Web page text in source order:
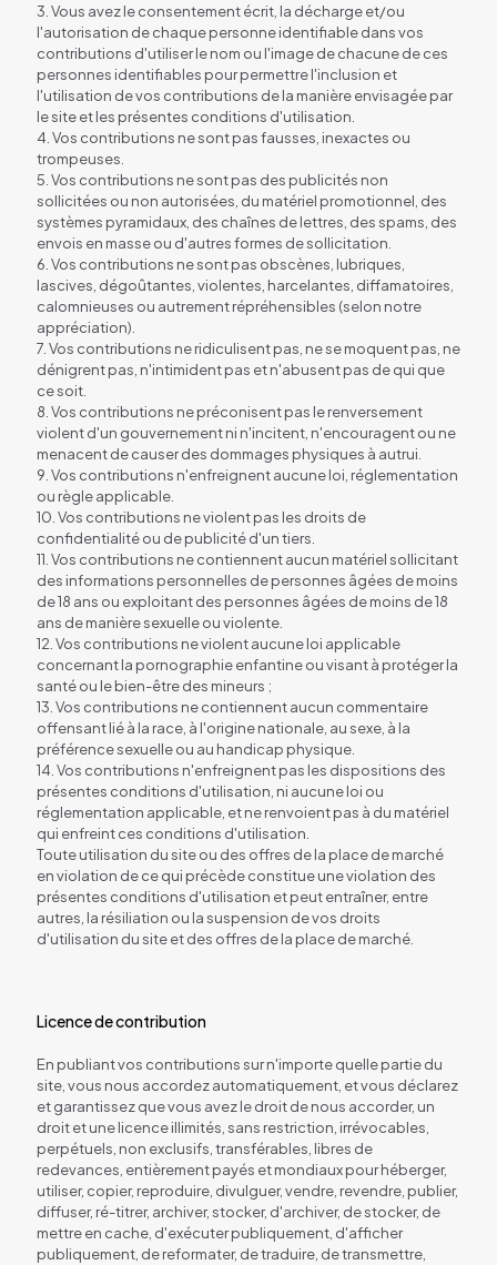
3. Vous avez le consentement écrit, la décharge et/ou
l'autorisation de chaque personne identifiable dans vos
contributions d'utiliser le nom ou l'image de chacune de ces
personnes identifiables pour permettre l'inclusion et
l'utilisation de vos contributions de la manière envisagée par
le site et les présentes conditions d'utilisation.
4. Vos contributions ne sont pas fausses, inexactes ou
trompeuses.
5. Vos contributions ne sont pas des publicités non
sollicitées ou non autorisées, du matériel promotionnel, des
systèmes pyramidaux, des chaînes de lettres, des spams, des
envois en masse ou d'autres formes de sollicitation.
6. Vos contributions ne sont pas obscènes, lubriques,
lascives, dégoûtantes, violentes, harcelantes, diffamatoires,
calomnieuses ou autrement répréhensibles (selon notre
appréciation).
7. Vos contributions ne ridiculisent pas, ne se moquent pas, ne
dénigrent pas, n'intimident pas et n'abusent pas de qui que
ce soit.
8. Vos contributions ne préconisent pas le renversement
violent d'un gouvernement ni n'incitent, n'encouragent ou ne
menacent de causer des dommages physiques à autrui.
9. Vos contributions n'enfreignent aucune loi, réglementation
ou règle applicable.
10. Vos contributions ne violent pas les droits de
confidentialité ou de publicité d'un tiers.
11. Vos contributions ne contiennent aucun matériel sollicitant
des informations personnelles de personnes âgées de moins
de 18 ans ou exploitant des personnes âgées de moins de 18
ans de manière sexuelle ou violente.
12. Vos contributions ne violent aucune loi applicable
concernant la pornographie enfantine ou visant à protéger la
santé ou le bien-être des mineurs ;
13. Vos contributions ne contiennent aucun commentaire
offensant lié à la race, à l'origine nationale, au sexe, à la
préférence sexuelle ou au handicap physique.
14. Vos contributions n'enfreignent pas les dispositions des
présentes conditions d'utilisation, ni aucune loi ou
réglementation applicable, et ne renvoient pas à du matériel
qui enfreint ces conditions d'utilisation.
Toute utilisation du site ou des offres de la place de marché
en violation de ce qui précède constitue une violation des
présentes conditions d'utilisation et peut entraîner, entre
autres, la résiliation ou la suspension de vos droits
d'utilisation du site et des offres de la place de marché.
Licence de contribution
En publiant vos contributions sur n'importe quelle partie du
site, vous nous accordez automatiquement, et vous déclarez
et garantissez que vous avez le droit de nous accorder, un
droit et une licence illimités, sans restriction, irrévocables,
perpétuels, non exclusifs, transférables, libres de
redevances, entièrement payés et mondiaux pour héberger,
utiliser, copier, reproduire, divulguer, vendre, revendre, publier,
diffuser, ré-titrer, archiver, stocker, d'archiver, de stocker, de
mettre en cache, d'exécuter publiquement, d'afficher
publiquement, de reformater, de traduire, de transmettre,